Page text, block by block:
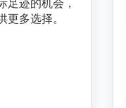
多选择。